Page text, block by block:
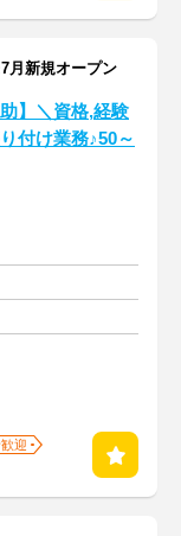
月新規オープン
】＼資格,経験
付け業務♪50～
迎